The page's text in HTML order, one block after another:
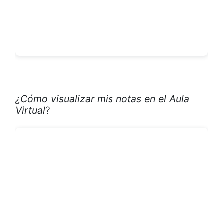
¿Cómo visualizar mis notas en el Aula
Virtual?